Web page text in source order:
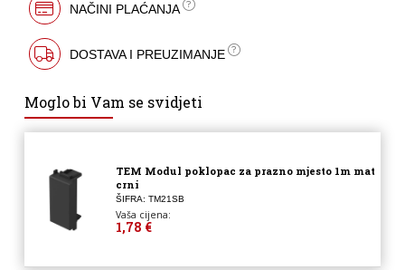
NAČINI PLAĆANJA
DOSTAVA I PREUZIMANJE
Moglo bi Vam se svidjeti
TEM Modul poklopac za prazno mjesto 1m mat
crni
ŠIFRA: TM21SB
Vaša cijena:
1,78 €